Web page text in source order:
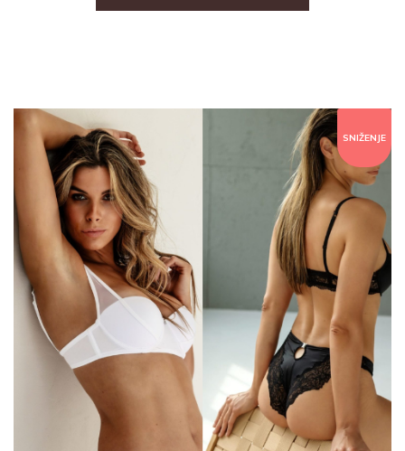
SNIŽENJE